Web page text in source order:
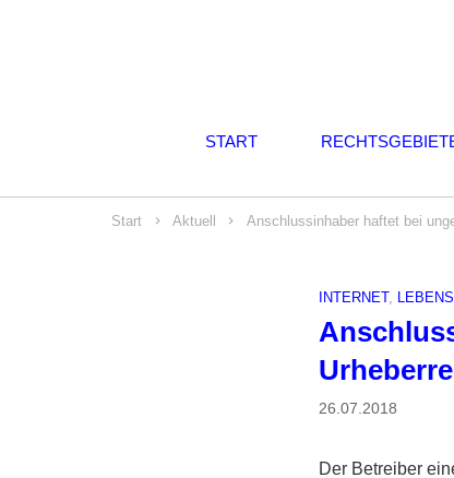
START
Start Aktuell Anschlussinhaber haftet bei
INTERNET,
26.07.2018
Der Betreiber